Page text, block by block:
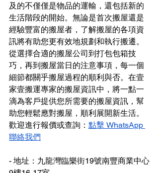
及的不僅僅是物品的運輸，還包括新的
生活階段的開始。無論是首次搬屋還是
經驗豐富的搬屋者，了解搬屋的各項資
訊將有助您更有效地規劃和執行搬遷。
從選擇合適的搬屋公司到打包包箱技
巧，再到搬屋當日的注意事項，每一個
細節都關乎搬屋過程的順利與否。在壹
家壹搬運專家的搬屋資訊中，將一點一
滴為客戶提供您所需要的搬屋資訊，幫
助您輕鬆應對搬屋，順利展開新生活。
歡迎進行報價或查詢： 點擊 WhatsApp
聯絡我們
- 地址：九龍灣臨樂街19號南豐商業中心